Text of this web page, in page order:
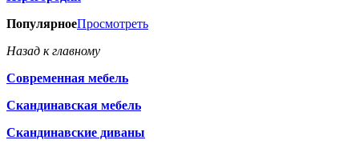
ПопулярноеПросмотреть
Назад к главному
Современная мебель
Скандинавская мебель
Скандинавские диваны